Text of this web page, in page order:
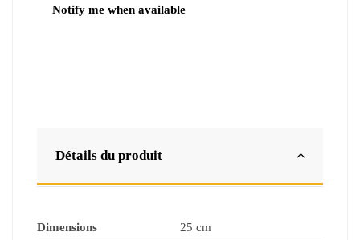
Détails du produit
Dimensions 25 cm